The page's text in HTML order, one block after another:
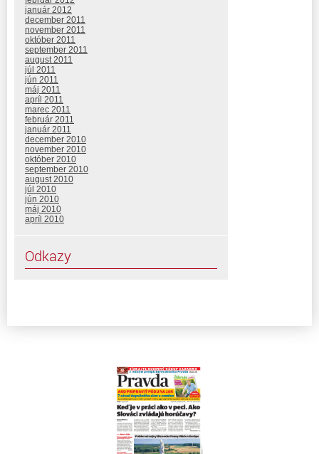
január 2012
december 2011
november 2011
október 2011
september 2011
august 2011
júl 2011
jún 2011
máj 2011
apríl 2011
marec 2011
február 2011
január 2011
december 2010
november 2010
október 2010
september 2010
august 2010
júl 2010
jún 2010
máj 2010
apríl 2010
Odkazy